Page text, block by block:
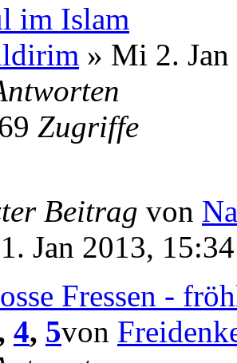
im Islam
» Mi 2.
Zugriffe
Beitrag von
Jan 2013, 15:34
Fressen -
4, 5von